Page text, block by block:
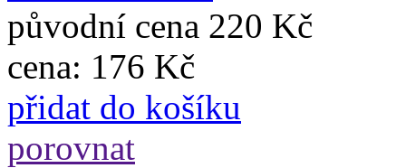
původní cena 220 Kč
cena: 176 Kč
přidat do košíku
porovnat